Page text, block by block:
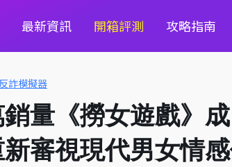
最新資訊 開箱評測 攻略指南
詐模擬器
量《撈女遊戲》
審視現代男女情感